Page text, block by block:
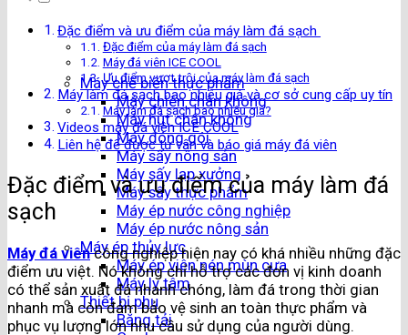
Máy chế biến thực phẩm
Máy chiên chân không
Máy hút chân không
Máy đóng gói
Máy sấy nông sản
Máy sấy lạp xưởng
Máy sấy thực phẩm
Máy ép nước công nghiệp
Máy ép nước nông sản
Máy ép thủy lực
Máy ép viên nén mùn cưa
Máy ly tâm
Thiết bị phụ
Băng tải
Đặc điểm và ưu điểm của máy làm đá sạch
Đặc điểm của máy làm đá sạch
Máy đá viên ICE COOL
Ưu điểm vượt trội của máy làm đá sạch
Máy làm đá sạch bao nhiêu giá và cơ sở cung cấp uy tín
Máy làm đá sạch bao nhiêu giá?
Videos máy đá viên ICE COOL
Liên hệ để được tư vấn và báo giá máy đá viên
Đặc điểm và ưu điểm của máy làm đá
sạch
Máy đá viêncông nghiệp hiện nay có khá nhiều những đặc
điểm ưu việt. Nó không chỉ hỗ trợ các đơn vị kinh doanh
có thể sản xuất đá nhanh chóng, làm đá trong thời gian
nhanh mà còn đảm bảo vệ sinh an toàn thực phẩm và
phục vụ lượng lớn nhu cầu sử dụng của người dùng.